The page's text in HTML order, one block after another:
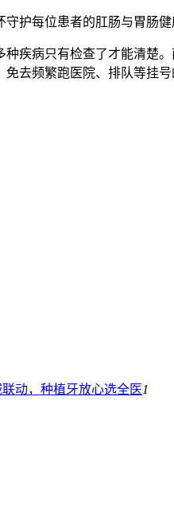
护每位患者的肛肠与胃肠健
疾病只有检查了才能清楚
去频繁跑医院、排队等挂号
动，种植牙放心选全医1